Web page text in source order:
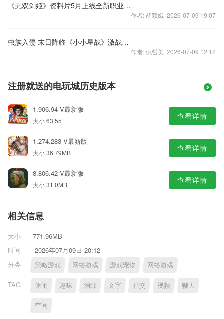
《无双剑姬》资料片5月上线全新职业嗜血猎手解读
作者: 胡颖娥 2026-07-09 19:07
虫族入侵 末日降临《小小星战》激战画面曝光
作者: 倪哲美 2026-07-09 12:12
注册就送的电玩城历史版本
1.906.94 V最新版
大小 63.55 查看详情
1.274.283 V最新版
大小 36.79MB 查看详情
8.806.42 V最新版
大小 31.0MB 查看详情
相关信息
大小
771.96MB
时间
2026年07月09日 20:12
分类
策略游戏 网络游戏 游戏宠物 网络游戏
TAG 休闲 趣味 消除 文字 社交 视频 聊天
空间